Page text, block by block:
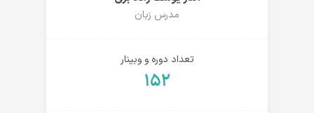
مدرس زبان
تعداد دوره و وبینار
۱۵۲